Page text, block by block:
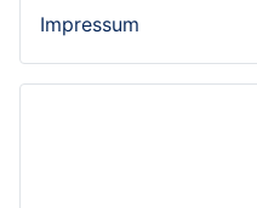
Impressum